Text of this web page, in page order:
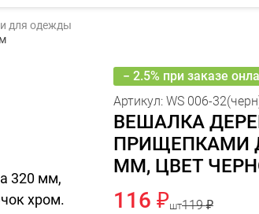
для одежды
320 мм,
хром.
− 2.5% при заказе
Артикул: WS 006-
ВЕШАЛКА
ПРИЩЕПКАМИ
ММ, ЦВЕТ
116 ₽шт119 ₽